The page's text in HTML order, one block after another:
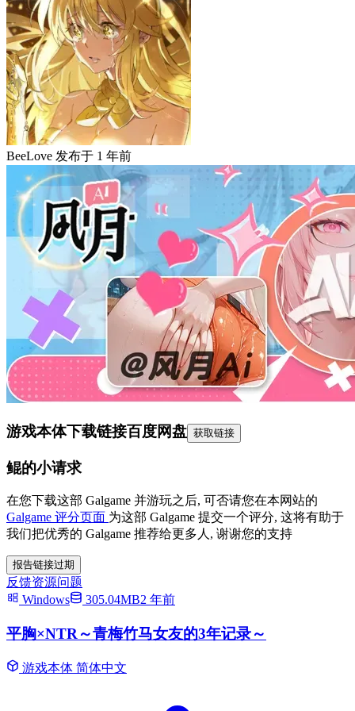
BeeLove 发布于 1 年前
游戏本体下载链接百度网盘 获取链接
鲲的小请求
在您下载这部 Galgame 并游玩之后, 可否请您在本网站的
Galgame 评分页面 为这部 Galgame 提交一个评分, 这将有助于
我们把优秀的 Galgame 推荐给更多人, 谢谢您的支持
报告链接过期
反馈资源问题
Windows
305.04MB2 年前
平胸×NTR～青梅竹马女友的3年记录～
游戏本体 简体中文